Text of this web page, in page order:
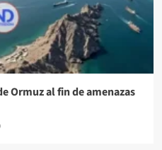
Ormuz al fin de amenazas